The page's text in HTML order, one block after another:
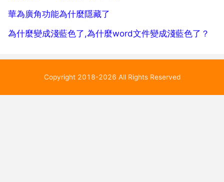
華為廣角功能為什麼隱藏了
為什麼變成淺藍色了,為什麼word文件變成淺藍色了？
Copyright 2018-2026 All Rights Reserved